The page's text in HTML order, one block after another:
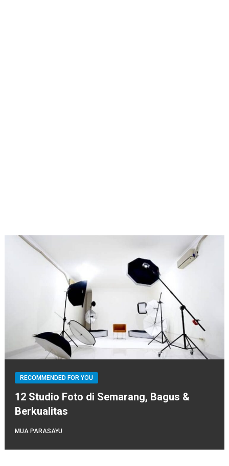
RECOMMENDED FOR YOU
12 Studio Foto di Semarang, Bagus &
Berkualitas
MUA PARASAYU